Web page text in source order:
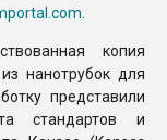
копия
нанотрубок для
представили
стандартов и